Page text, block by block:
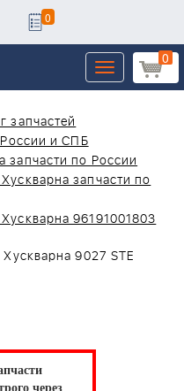
0
0
Toggle
navigation
запчастей
и СПБ
запчасти по России
запчасти по
96191001803
9027 STE
через